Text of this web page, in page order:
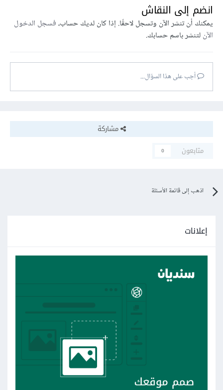
انضم إلى النقاش
يمكنك أن تنشر الآن وتسجل لاحقًا. إذا كان لديك حساب،فسجل الدخول
الآنلتنشر باسم حسابك.
أجب على هذا السؤال...
مشاركة
متابعون
0
اذهب إلى قائمة الأسئلة
إعلانات